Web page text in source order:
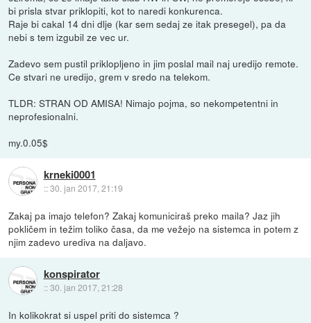
bi prisla stvar priklopiti, kot to naredi konkurenca.
Raje bi cakal 14 dni dlje (kar sem sedaj ze itak presegel), pa da
nebi s tem izgubil ze vec ur.
Zadevo sem pustil priklopljeno in jim poslal mail naj uredijo remote.
Ce stvari ne uredijo, grem v sredo na telekom.
TLDR: STRAN OD AMISA! Nimajo pojma, so nekompetentni in
neprofesionalni.
my.0.05$
krneki0001
::30. jan 2017, 21:19
Zakaj pa imajo telefon? Zakaj komuniciraš preko maila? Jaz jih
pokličem in težim toliko časa, da me vežejo na sistemca in potem z
njim zadevo urediva na daljavo.
konspirator
::30. jan 2017, 21:28
In kolikokrat si uspel priti do sistemca ?